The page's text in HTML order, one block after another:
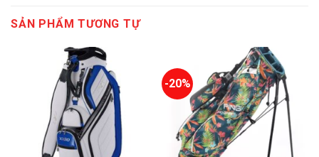
SẢN PHẨM TƯƠNG TỰ
-20%